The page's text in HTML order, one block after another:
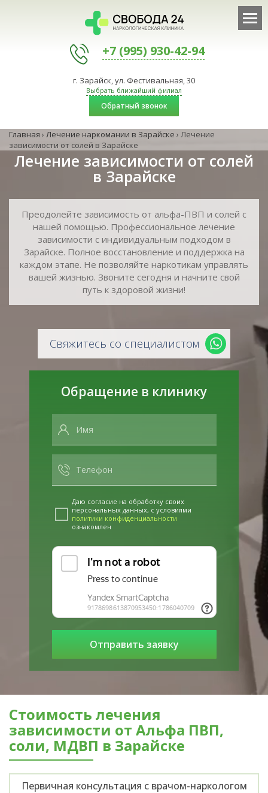
+7 (995) 930-42-94
г. Зарайск, ул. Фестивальная, 30
Выбрать ближайший филиал
Обратный звонок
Главная › Лечение наркомании в Зарайске › Лечение
зависимости от солей в Зарайске
Лечение зависимости от солей
в Зарайске
Преодолейте зависимость от альфа-ПВП и солей с
нашей помощью. Профессиональное лечение
зависимости с индивидуальным подходом в
Зарайске. Полное восстановление и поддержка на
каждом этапе. Не позволяйте наркотикам управлять
вашей жизнью. Звоните сегодня и начните свой
путь к здоровой жизни!
Свяжитесь со специалистом
Обращение в клинику
Даю согласие на обработку своих
персональных данных, с условиями
политики конфиденциальности
ознакомлен
Стоимость лечения
зависимости от Альфа ПВП,
соли, МДВП в Зарайске
Первичная консультация с врачом-наркологом